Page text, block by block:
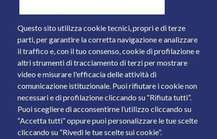
Questo sito utilizza cookie tecnici, propri e di terze
parti, per garantire la corretta navigazione e analizzare
il traffico e, con il tuo consenso, cookie di profilazione e
altri strumenti di tracciamento di terzi per mostrare
video e misurare l'efficacia delle attività di
comunicazione istituzionale. Puoi rifiutare i cookie non
necessari e di profilazione cliccando su “Rifiuta tutti”.
Puoi scegliere di acconsentirne l’utilizzo cliccando su
“Accetta tutti” oppure puoi personalizzare le tue scelte
cliccando su “Rivedi le tue scelte sui cookie”.
Piazza del Mercato, 15 - 25121 Brescia
Tel. +39 030 2988.1 PEC:
ammcentr@cert.unibs.it
Partita IVA: 01773710171 Codice Fiscale: 98007650173